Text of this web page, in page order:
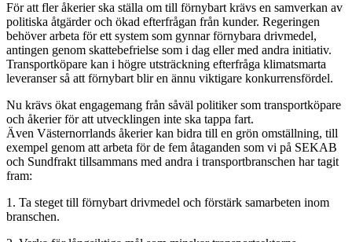
För att fler åkerier ska ställa om till förnybart krävs en samverkan av
politiska åtgärder och ökad efterfrågan från kunder. Regeringen
behöver arbeta för ett system som gynnar förnybara drivmedel,
antingen genom skattebefrielse som i dag eller med andra initiativ.
Transportköpare kan i högre utsträckning efterfråga klimatsmarta
leveranser så att förnybart blir en ännu viktigare konkurrensfördel.
Nu krävs ökat engagemang från såväl politiker som transportköpare
och åkerier för att utvecklingen inte ska tappa fart.
Även Västernorrlands åkerier kan bidra till en grön omställning, till
exempel genom att arbeta för de fem åtaganden som vi på SEKAB
och Sundfrakt tillsammans med andra i transportbranschen har tagit
fram:
1. Ta steget till förnybart drivmedel och förstärk samarbeten inom
branschen.